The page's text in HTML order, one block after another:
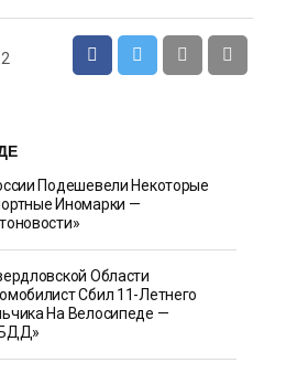
Подешевели Некоторые
Иномарки —
Области
Сбил 11-Летнего
На Велосипеде —